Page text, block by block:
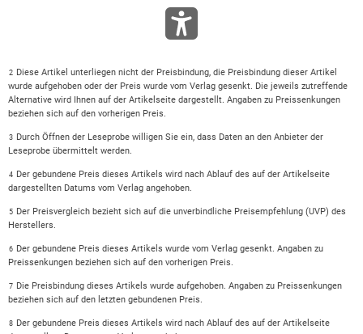
2 Diese Artikel unterliegen nicht der Preisbindung, die Preisbindung dieser Artikel
wurde aufgehoben oder der Preis wurde vom Verlag gesenkt. Die jeweils zutreffende
Alternative wird Ihnen auf der Artikelseite dargestellt. Angaben zu Preissenkungen
beziehen sich auf den vorherigen Preis.
3 Durch Öffnen der Leseprobe willigen Sie ein, dass Daten an den Anbieter der
Leseprobe übermittelt werden.
4 Der gebundene Preis dieses Artikels wird nach Ablauf des auf der Artikelseite
dargestellten Datums vom Verlag angehoben.
5 Der Preisvergleich bezieht sich auf die unverbindliche Preisempfehlung (UVP) des
Herstellers.
6 Der gebundene Preis dieses Artikels wurde vom Verlag gesenkt. Angaben zu
Preissenkungen beziehen sich auf den vorherigen Preis.
7 Die Preisbindung dieses Artikels wurde aufgehoben. Angaben zu Preissenkungen
beziehen sich auf den letzten gebundenen Preis.
8 Der gebundene Preis dieses Artikels wird nach Ablauf des auf der Artikelseite